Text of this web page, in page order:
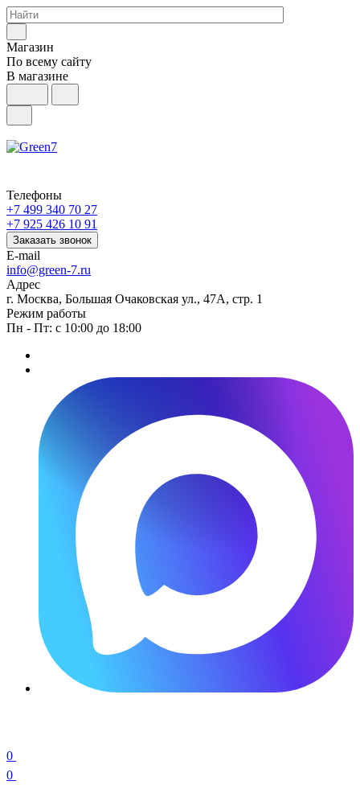
Магазин
По всему сайту
В магазине
Телефоны
+7 499 340 70 27
+7 925 426 10 91
Заказать звонок
E-mail
info@green-7.ru
Адрес
г. Москва, Большая Очаковская ул., 47А, стр. 1
Режим работы
Пн - Пт: с 10:00 до 18:00
0
0